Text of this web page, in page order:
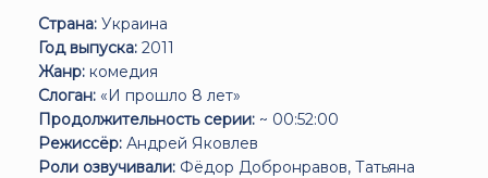
Страна: Украина
Год выпуска: 2011
Жанр: комедия
Слоган: «И прошло 8 лет»
Продолжительность серии: ~ 00:52:00
Режиссёр: Андрей Яковлев
Роли озвучивали: Фёдор Добронравов, Татьяна